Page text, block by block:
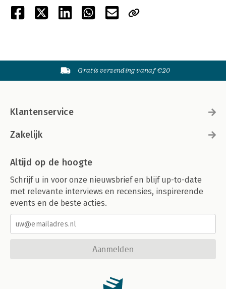
Gratis verzending vanaf €20
Klantenservice
Zakelijk
Altijd op de hoogte
Schrijf u in voor onze nieuwsbrief en blijf up-to-date
met relevante interviews en recensies, inspirerende
events en de beste acties.
Aanmelden